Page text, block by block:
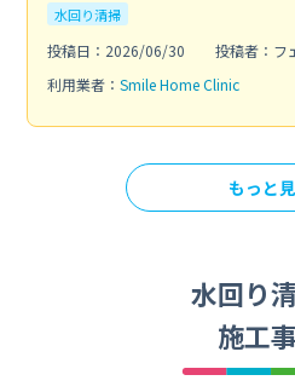
水回り清掃
投稿日：2026/06/30
投稿者：フ
利用業者： Smile Home Clinic
もっと
水回り
施工